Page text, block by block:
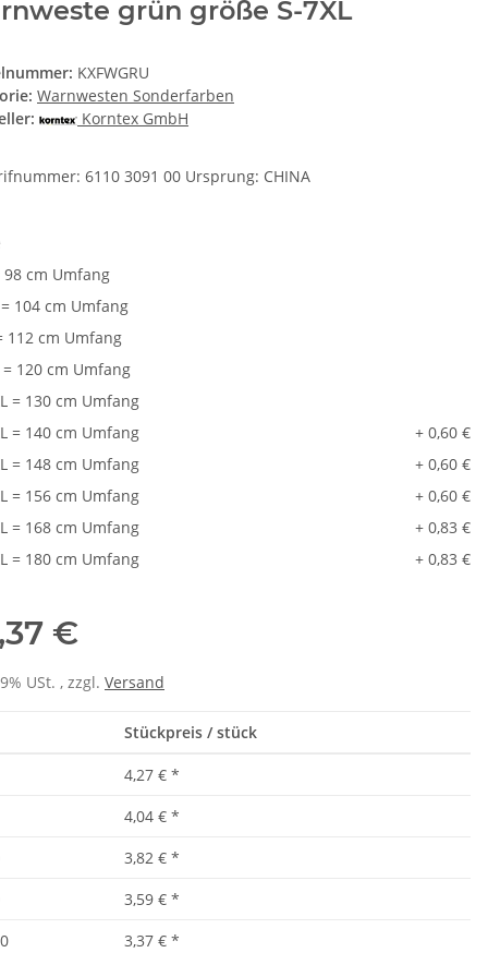
grün größe S-7XL
KXFWGRU
Warnwesten Sonderfarben
Korntex GmbH
6110 3091 00 Ursprung: CHINA
98 cm Umfang
104 cm Umfang
112 cm Umfang
= 120 cm Umfang
= 130 cm Umfang
= 140 cm Umfang
+ 0,60 €
= 148 cm Umfang
+ 0,60 €
= 156 cm Umfang
+ 0,60 €
= 168 cm Umfang
+ 0,83 €
= 180 cm Umfang
+ 0,83 €
€
USt. , zzgl. Versand
Stückpreis / stück
4,27 € *
4,04 € *
3,82 € *
3,59 € *
3,37 € *